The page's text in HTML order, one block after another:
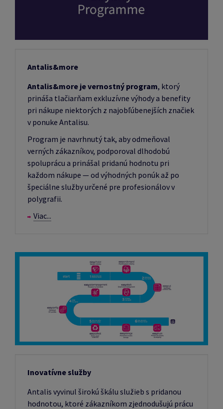
Antalis&more
Antalis&more je vernostný program, ktorý
prináša tlačiarňam exkluzívne výhody a benefity
pri nákupe niektorých z najobľúbenejších značiek
v ponuke Antalisu.
Program je navrhnutý tak, aby odmeňoval
verných zákazníkov, podporoval dlhodobú
spoluprácu a prinášal pridanú hodnotu pri
každom nákupe — od výhodných ponúk až po
špeciálne služby určené pre profesionálov v
polygrafii.
Viac...
Inovatívne služby
Antalis vyvinul širokú škálu služieb s pridanou
hodnotou, ktoré zákazníkom zjednodušujú prácu